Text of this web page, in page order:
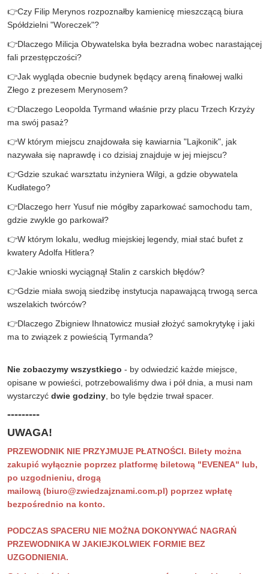
👉Czy Filip Merynos rozpoznałby kamienicę mieszczącą biura
Spółdzielni "Woreczek"?
👉Dlaczego Milicja Obywatelska była bezradna wobec narastającej
fali przestępczości?
👉Jak wygląda obecnie budynek będący areną finałowej walki
Złego z prezesem Merynosem?
👉Dlaczego Leopolda Tyrmand właśnie przy placu Trzech Krzyży
ma swój pasaż?
👉W którym miejscu znajdowała się kawiarnia "Lajkonik", jak
nazywała się naprawdę i co dzisiaj znajduje w jej miejscu?
👉Gdzie szukać warsztatu inżyniera Wilgi, a gdzie obywatela
Kudłatego?
👉Dlaczego herr Yusuf nie mógłby zaparkować samochodu tam,
gdzie zwykle go parkował?
👉W którym lokalu, według miejskiej legendy, miał stać bufet z
kwatery Adolfa Hitlera?
👉Jakie wnioski wyciągnął Stalin z carskich błędów?
👉Gdzie miała swoją siedzibę instytucja napawającą trwogą serca
wszelakich twórców?
👉Dlaczego Zbigniew Ihnatowicz musiał złożyć samokrytykę i jaki
ma to związek z powieścią Tyrmanda?
Nie zobaczymy wszystkiego - by odwiedzić każde miejsce,
opisane w powieści, potrzebowaliśmy dwa i pół dnia, a musi nam
wystarczyć dwie godziny , bo tyle będzie trwał spacer.
---------
UWAGA!
PRZEWODNIK NIE PRZYJMUJE PŁATNOŚCI. Bilety można
zakupić wyłącznie poprzez platformę biletową "EVENEA" lub,
po uzgodnieniu, drogą
mailową (biuro@zwiedzajznami.com.pl) poprzez wpłatę
bezpośrednio na konto.
PODCZAS SPACERU NIE MOŻNA DOKONYWAĆ NAGRAŃ
PRZEWODNIKA W JAKIEJKOLWIEK FORMIE BEZ
UZGODNIENIA.